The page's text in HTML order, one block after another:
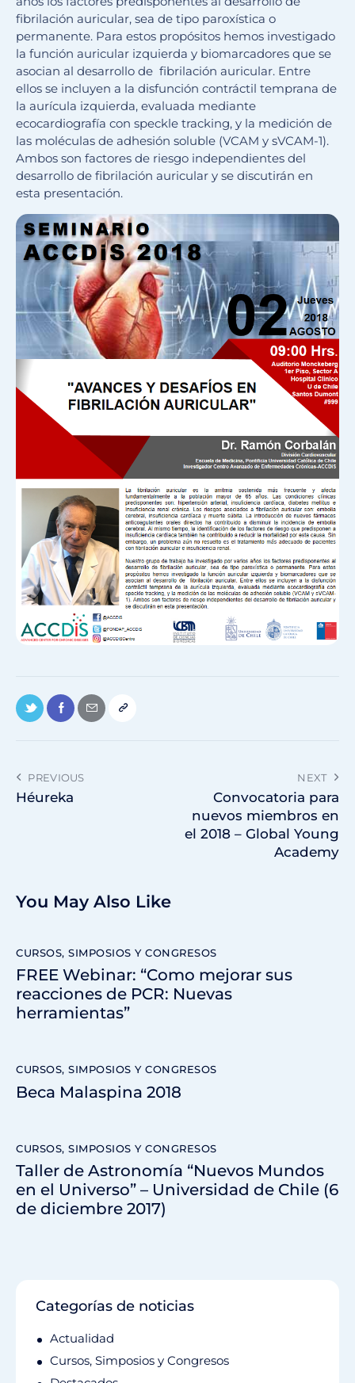
fibrilación auricular, sea de tipo paroxística o
permanente. Para estos propósitos hemos investigado
la función auricular izquierda y biomarcadores que se
asocian al desarrollo de fibrilación auricular. Entre
ellos se incluyen a la disfunción contráctil temprana de
la aurícula izquierda, evaluada mediante
ecocardiografía con speckle tracking, y la medición de
las moléculas de adhesión soluble (VCAM y sVCAM-1).
Ambos son factores de riesgo independientes del
desarrollo de fibrilación auricular y se discutirán en
esta presentación.
PREVIOUS
Héureka
NEXT
Convocatoria para
nuevos miembros en
el 2018 – Global Young
Academy
You May Also Like
CURSOS, SIMPOSIOS Y CONGRESOS
FREE Webinar: “Como mejorar sus
reacciones de PCR: Nuevas
herramientas”
CURSOS, SIMPOSIOS Y CONGRESOS
Beca Malaspina 2018
CURSOS, SIMPOSIOS Y CONGRESOS
Taller de Astronomía “Nuevos Mundos
en el Universo” – Universidad de Chile (6
de diciembre 2017)
Categorías de noticias
Actualidad
Cursos, Simposios y Congresos